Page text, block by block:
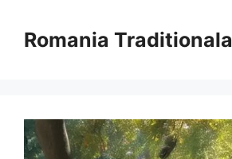
conținutRomania Traditionala